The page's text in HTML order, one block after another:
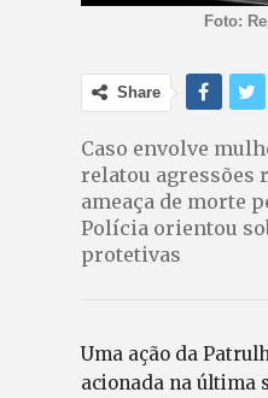
Foto:
Share
Caso envolve
relatou agressões
ameaça de morte
Polícia orientou
protetivas
Uma ação da
acionada na última